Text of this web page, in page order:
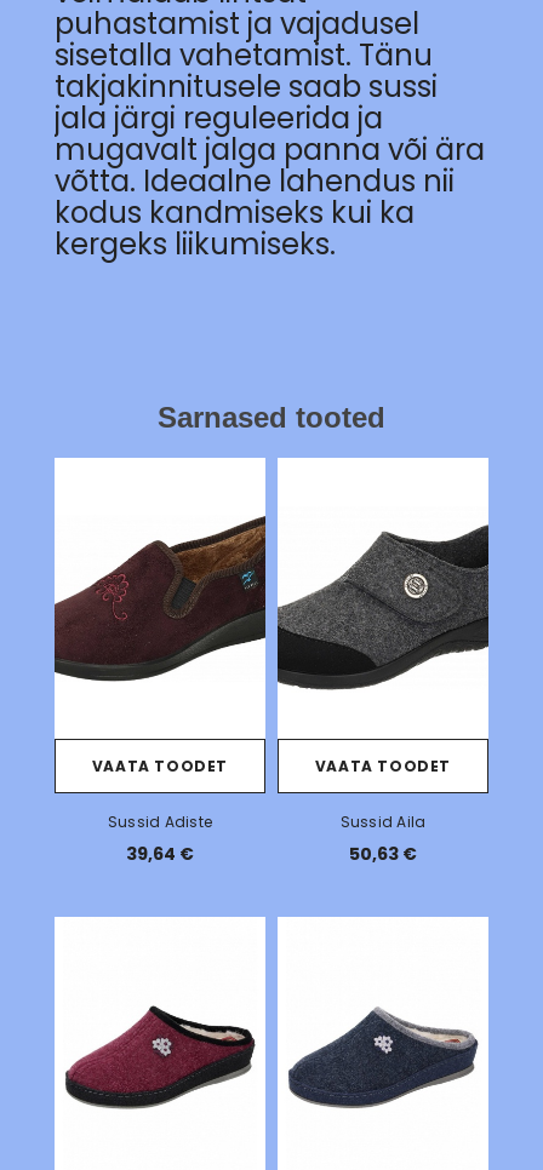
puhastamist ja vajadusel
sisetalla vahetamist. Tänu
takjakinnitusele saab sussi
jala järgi reguleerida ja
mugavalt jalga panna või ära
võtta. Ideaalne lahendus nii
kodus kandmiseks kui ka
kergeks liikumiseks.
Sarnased tooted
VAATA TOODET
Sussid Adiste
39,64 €
VAATA TOODET
Sussid Aila
50,63 €